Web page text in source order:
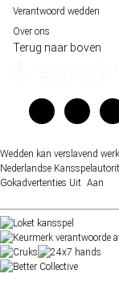
Verantwoord wedden
Over ons
Terug naar boven
Wedden kan verslavend
Nederlandse
Gokadvertenties Uit Aan